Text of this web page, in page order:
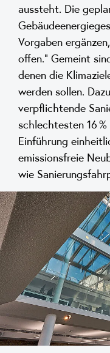
aussteht. Die
Vorgaben
offen.“ Gemeint
denen die
werden sollen.
verpflichtende
schlechtesten 16
Einführung
emissionsfreie
wie